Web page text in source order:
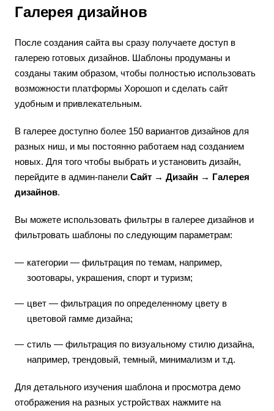
Галерея дизайнов
После создания сайта вы сразу получаете доступ в
галерею готовых дизайнов. Шаблоны продуманы и
созданы таким образом, чтобы полностью использовать
возможности платформы Хорошоп и сделать сайт
удобным и привлекательным.
В галерее доступно более 150 вариантов дизайнов для
разных ниш, и мы постоянно работаем над созданием
новых. Для того чтобы выбрать и установить дизайн,
перейдите в админ-панели Сайт → Дизайн → Галерея
дизайнов.
Вы можете использовать фильтры в галерее дизайнов и
фильтровать шаблоны по следующим параметрам:
категории — фильтрация по темам, например,
зоотовары, украшения, спорт и туризм;
цвет — фильтрация по определенному цвету в
цветовой гамме дизайна;
стиль — фильтрация по визуальному стилю дизайна,
например, трендовый, темный, минимализм и т.д.
Для детального изучения шаблона и просмотра демо
отображения на разных устройствах нажмите на